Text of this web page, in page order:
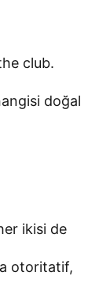
club.
doğal
ikisi de
otoritatif,